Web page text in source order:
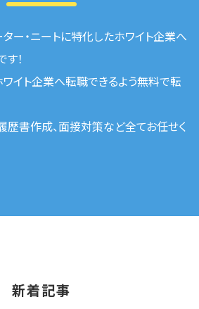
ター・ニートに特化したホワイト企業へ
！
イト企業へ転職できるよう無料で転
歴書作成、⾯接対策など全てお任せく
新着記事